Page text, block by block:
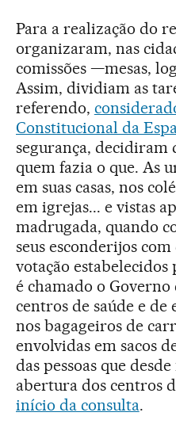
Para a realização do
organizaram, nas
comissões —mesas,
Assim, dividiam as
referendo,
Constitucional da
segurança, decidiram
quem fazia o que. As
em suas casas, nos
em igrejas... e vistas
madrugada, quando
seus esconderijos
votação
é chamado o
centros de saúde e de
nos bagageiros de
envolvidas em sacos
das pessoas que
abertura dos centros
início da consulta.